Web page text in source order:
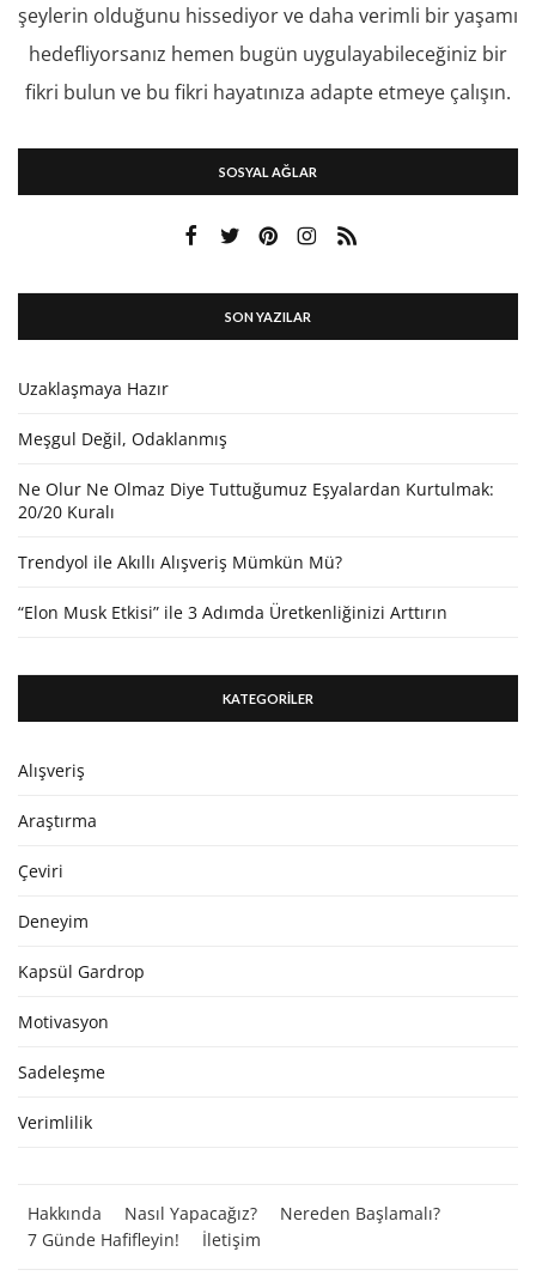
şeylerin olduğunu hissediyor ve daha verimli bir yaşamı
hedefliyorsanız hemen bugün uygulayabileceğiniz bir
fikri bulun ve bu fikri hayatınıza adapte etmeye çalışın.
SOSYAL AĞLAR
SON YAZILAR
Uzaklaşmaya Hazır
Meşgul Değil, Odaklanmış
Ne Olur Ne Olmaz Diye Tuttuğumuz Eşyalardan Kurtulmak:
20/20 Kuralı
Trendyol ile Akıllı Alışveriş Mümkün Mü?
“Elon Musk Etkisi” ile 3 Adımda Üretkenliğinizi Arttırın
KATEGORİLER
Alışveriş
Araştırma
Çeviri
Deneyim
Kapsül Gardrop
Motivasyon
Sadeleşme
Verimlilik
Hakkında Nasıl Yapacağız?
Nereden Başlamalı?
7 Günde Hafifleyin!
İletişim